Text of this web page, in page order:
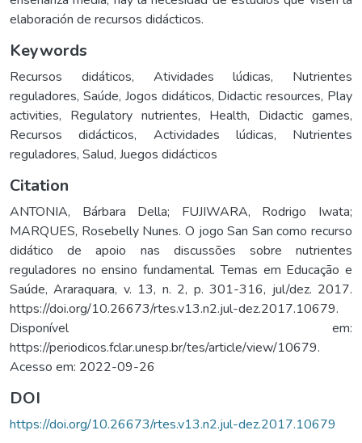
elaboración de recursos didácticos.
Keywords
Recursos didáticos, Atividades lúdicas, Nutrientes
reguladores, Saúde, Jogos didáticos, Didactic resources, Play
activities, Regulatory nutrientes, Health, Didactic games,
Recursos didácticos, Actividades lúdicas, Nutrientes
reguladores, Salud, Juegos didácticos
Citation
ANTONIA, Bárbara Della; FUJIWARA, Rodrigo Iwata;
MARQUES, Rosebelly Nunes. O jogo San San como recurso
didático de apoio nas discussões sobre nutrientes
reguladores no ensino fundamental. Temas em Educação e
Saúde, Araraquara, v. 13, n. 2, p. 301-316, jul/dez. 2017.
https://doi.org/10.26673/rtes.v13.n2.jul-dez.2017.10679.
Disponível em:
https://periodicos.fclar.unesp.br/tes/article/view/10679.
Acesso em: 2022-09-26
DOI
https://doi.org/10.26673/rtes.v13.n2.jul-dez.2017.10679